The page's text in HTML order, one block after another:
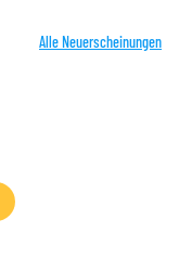
Alle Neuerscheinungen